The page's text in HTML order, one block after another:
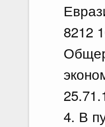
8212
4. В